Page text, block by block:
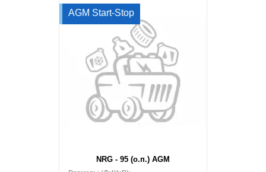
AGM Start-Stop
NRG - 95 (о.п.) AGM